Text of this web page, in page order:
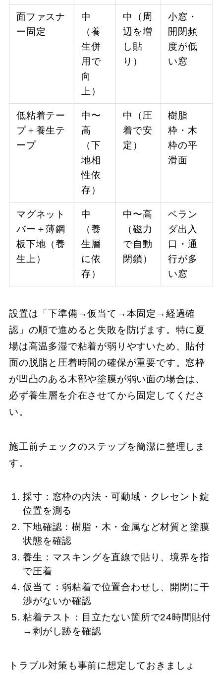
面ファスナ
ー固定
中
（養
生併
用で
向
上）
中（周
辺を増
し貼
り）
小窓・
開閉頻
度が低
い窓
低粘着テー
プ＋養生テ
ープ
中〜
高
（下
地相
性依
存）
中（圧
着で安
定）
樹脂
枠・木
枠の平
滑面
マグネット
バー＋薄鋼
板下地（養
生上）
中
（養
生層
に依
存）
中〜高
（磁力
で自動
閉鎖）
ベラン
ダ出入
口・通
行が多
い窓
設置は「下準備→仮当て→本固定→経過確
認」の順で進めると失敗を防げます。特に夏
場は高温多湿で粘着が弱りやすいため、貼付
面の脱脂と圧着時間の確保が重要です。窓枠
が凹凸のある木部や塗膜が弱い面の場合は、
必ず養生層を介在させてから固定してくださ
い。
施工前チェックのステップを簡潔に整理しま
す。
採寸：窓枠の内法・可動域・クレセント錠
位置を測る
下地確認：樹脂・木・金属など材質と塗膜
状態を確認
養生：マスキングを直線で貼り、境界を指
で圧着
仮当て：弱粘着で位置合わせし、開閉に干
渉がないか確認
粘着テスト：目立たない箇所で24時間貼付
→剥がし跡を確認
トラブル対策も事前に想定しておきましょ